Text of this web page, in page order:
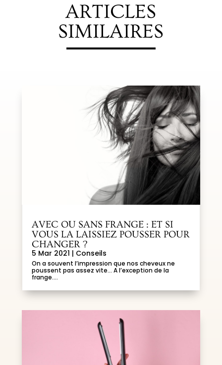
ARTICLES
SIMILAIRES
AVEC OU SANS FRANGE : ET SI
VOUS LA LAISSIEZ POUSSER POUR
CHANGER ?
5 Mar 2021 | Conseils
On a souvent l’impression que nos cheveux ne
poussent pas assez vite… A l’exception de la
frange....